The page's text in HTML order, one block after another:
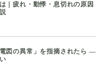
｜疲れ・動悸・息切れの原因
図の異常」を指摘されたら